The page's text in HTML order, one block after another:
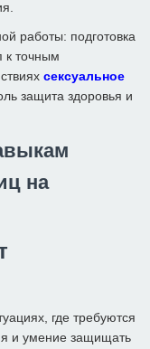
работы: подготовка
к точным
сексуальное
защита здоровья и
на
где требуются
и умение защищать